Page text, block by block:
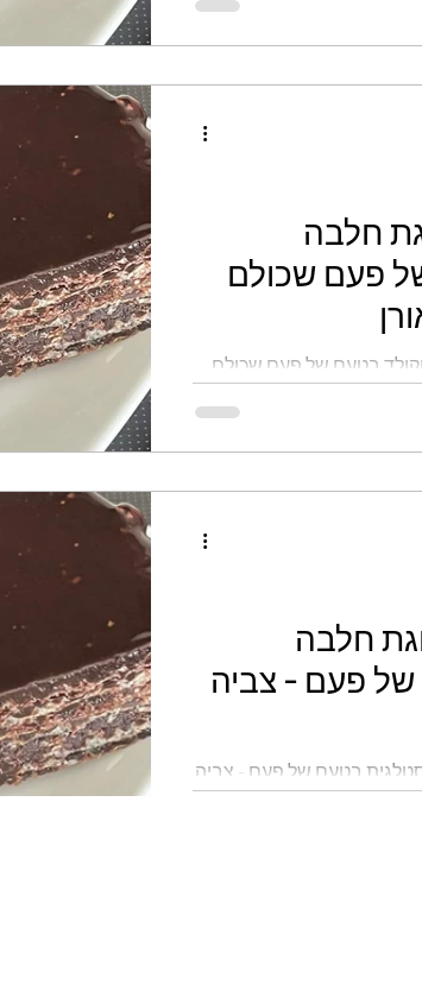
חלבה
פעם שכולם
בטעם של פעם שכולם
חלבה
של פעם - צביה
בטעם של פעם - צביה